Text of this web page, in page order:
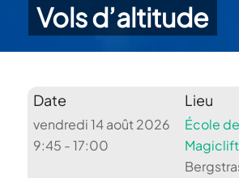
Vols d’altitude
Date
vendredi 14 août 2026
9:45 - 17:00
Lieu
École
Magiclift